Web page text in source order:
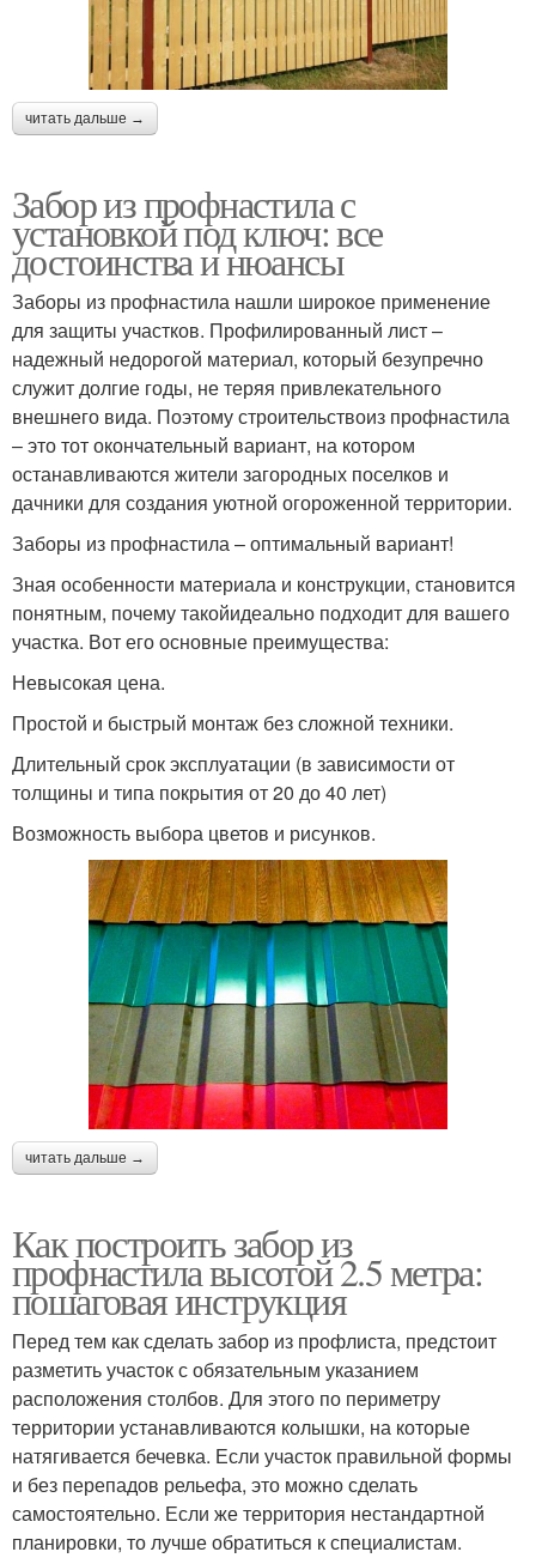
читать дальше →
Забор из профнастила с
установкой под ключ: все
достоинства и нюансы
Заборы из профнастила нашли широкое применение
для защиты участков. Профилированный лист –
надежный недорогой материал, который безупречно
служит долгие годы, не теряя привлекательного
внешнего вида. Поэтому строительствоиз профнастила
– это тот окончательный вариант, на котором
останавливаются жители загородных поселков и
дачники для создания уютной огороженной территории.
Заборы из профнастила – оптимальный вариант!
Зная особенности материала и конструкции, становится
понятным, почему такойидеально подходит для вашего
участка. Вот его основные преимущества:
Невысокая цена.
Простой и быстрый монтаж без сложной техники.
Длительный срок эксплуатации (в зависимости от
толщины и типа покрытия от 20 до 40 лет)
Возможность выбора цветов и рисунков.
читать дальше →
Как построить забор из
профнастила высотой 2.5 метра:
пошаговая инструкция
Перед тем как сделать забор из профлиста, предстоит
разметить участок с обязательным указанием
расположения столбов. Для этого по периметру
территории устанавливаются колышки, на которые
натягивается бечевка. Если участок правильной формы
и без перепадов рельефа, это можно сделать
самостоятельно. Если же территория нестандартной
планировки, то лучше обратиться к специалистам.